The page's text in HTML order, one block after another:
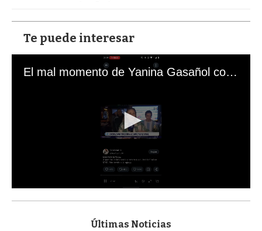
Te puede interesar
El mal momento de Yanina Gasañol con un hincha argentino en "Subrayado"
s
Últimas Noticias